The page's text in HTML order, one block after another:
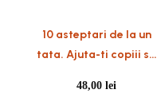
10 asteptari de la un
tata. Ajuta-ti copiii sa
plina de provocari
48,00lei